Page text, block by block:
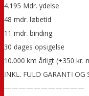
4.195 Mdr. ydelse
48 mdr. løbetid
11 mdr. binding
30 dages opsigelse
10.000 km årligt (+350 kr.
INKL. FULD GARANTI OG
———————————